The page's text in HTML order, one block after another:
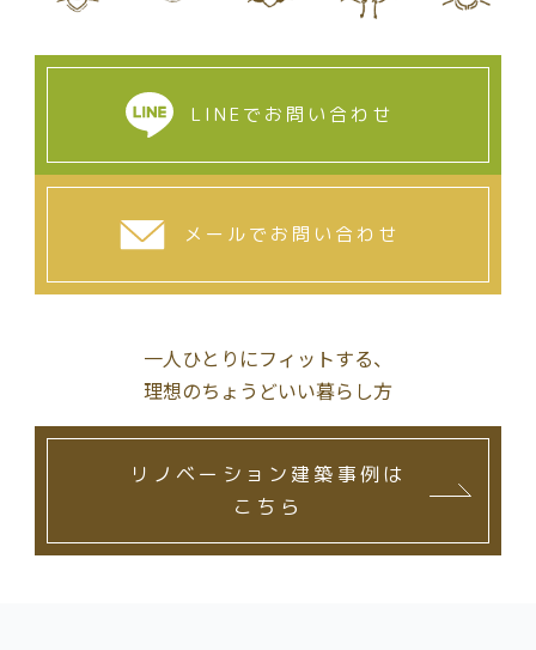
LINEでお問い合わせ
メールでお問い合わせ
一人ひとりにフィットする、
理想のちょうどいい暮らし方
リノベーション建築事例は
こちら